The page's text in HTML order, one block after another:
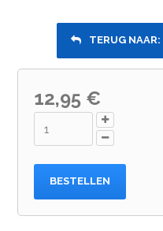
TERUG NAAR:
12,95 €
BESTELLEN